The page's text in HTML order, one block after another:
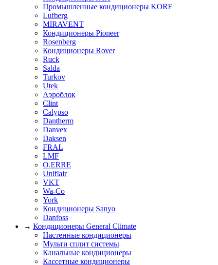
Промышленные кондиционеры KORF
Lufberg
MIRAVENT
Кондиционеры Pioneer
Rosenberg
Кондиционеры Rover
Ruck
Salda
Turkov
Utek
Аэроблок
Clint
Calypso
Dantherm
Danvex
Daksen
FRAL
LMF
O.ERRE
Uniflair
VKT
Wa-Co
York
Кондиционеры Sanyo
Danfoss
→ Кондиционеры General Climate
Настенные кондиционеры
Мульти сплит системы
Канальные кондиционеры
Кассетные кондиционеры